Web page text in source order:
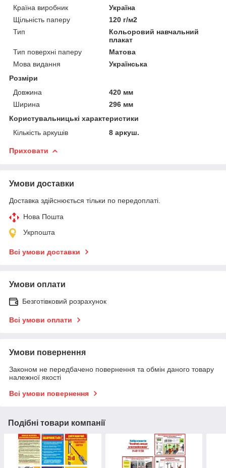
Країна виробник
Україна
Щільність паперу
120 г/м2
Тип
Кольоровий навчальний
плакат
Тип поверхні паперу
Матова
Мова видання
Українська
Розміри
Довжина
420 мм
Ширина
296 мм
Користувальницькі характеристики
Кількість аркушів
8 аркуш.
Приховати
Умови доставки
Доставка здійснюється тільки по передоплаті.
Нова Пошта
Укрпошта
Всі умови доставки
Умови оплати
Безготівковий розрахунок
Всі умови оплати
Умови повернення
Законом не передбачено повернення та обмін даного товару
належної якості
Всі умови повернення
Подібні товари компанії